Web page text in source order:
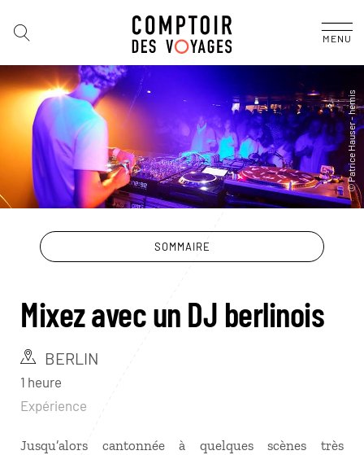
MENU
SOMMAIRE
Mixez avec un DJ berlinois
BERLIN
1 heure
Expérience
Jusqu’alors cantonnée à quelques scènes très